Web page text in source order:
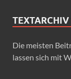
Die meisten
lassen sich mit